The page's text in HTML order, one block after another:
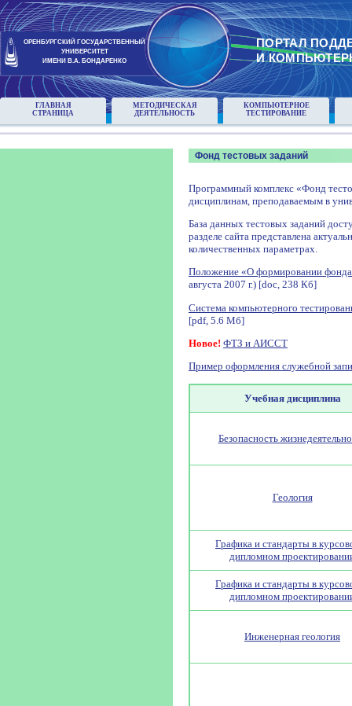
ОРЕНБУРГСКИЙ ГОСУДАРСТВЕННЫЙ
УНИВЕРСИТЕТ
ИМЕНИ В.А. БОНДАРЕНКО
ПОРТАЛ
И
ГЛАВНАЯ
СТРАНИЦА
МЕТОДИЧЕСКАЯ
ДЕЯТЕЛЬНОСТЬ
КОМПЬЮТЕРНОЕ
ТЕСТИРОВАНИЕ
Фонд тестовых заданий
Программный комплекс «Фонд
дисциплинам, преподаваемым в
База данных тестовых заданий
разделе сайта представлена
количественных параметрах.
Положение «О формировании фонда
августа 2007 г.) [doc, 238 Кб]
Система компьютерного
[pdf, 5.6 Мб]
Новое! ФТЗ и АИССТ
Пример оформления служебной
Учебная дисциплина
Безопасность
Геология
Графика и стандарты в
дипломном
Графика и стандарты в
дипломном
Инженерная геология